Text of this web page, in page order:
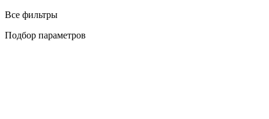
Все фильтры
Подбор параметров